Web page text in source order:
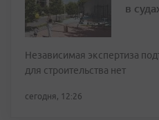
в
Независимая экспертиза
для строительства нет
сегодня, 12:26